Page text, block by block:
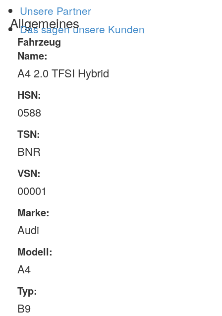
Unsere Partner
Das sagen unsere Kunden
Allgemeines
Fahrzeug
Name:
A4 2.0 TFSI Hybrid
HSN:
0588
TSN:
BNR
VSN:
00001
Marke:
Audi
Modell:
A4
Typ:
B9